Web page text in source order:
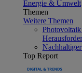
Energie & Umwelt
Themen
Weitere Themen
Top Report